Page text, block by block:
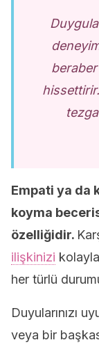
Empati ya da
koyma
özelliğidir.
ilişkinizi
her türlü
Duyularınızı
veya bir